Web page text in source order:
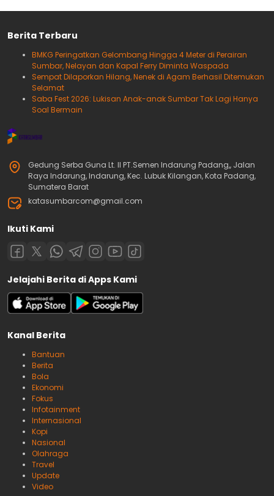
Berita Terbaru
BMKG Peringatkan Gelombang Hingga 4 Meter di Perairan
Sumbar, Nelayan dan Kapal Ferry Diminta Waspada
Sempat Dilaporkan Hilang, Nenek di Agam Berhasil Ditemukan
Selamat
Saba Fest 2026: Lukisan Anak-anak Sumbar Tak Lagi Hanya
Soal Bermain
Gedung Serba Guna Lt. II PT.Semen Indarung Padang,, Jalan
Raya Indarung, Indarung, Kec. Lubuk Kilangan, Kota Padang,
Sumatera Barat
katasumbarcom@gmail.com
Ikuti Kami
Jelajahi Berita di Apps Kami
Kanal Berita
Bantuan
Berita
Bola
Ekonomi
Fokus
Infotainment
Internasional
Kopi
Nasional
Olahraga
Travel
Update
Video